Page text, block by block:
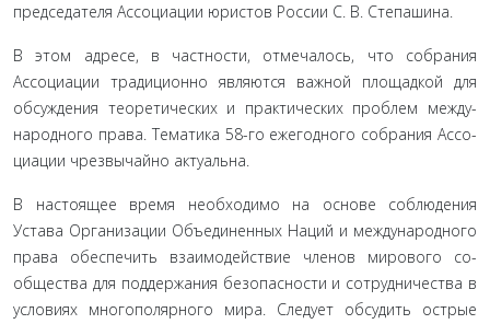
председателя Ассоциации юристов России С. В. Степашина.
В этом адресе, в частности, отмечалось, что собрания
Ассоциации традиционно являются важной площадкой для
обсуждения теоретических и практических проблем между­
народного права. Тематика 58-го ежегодного собрания Ассо­
циации чрезвычайно актуальна.
В настоящее время необходимо на основе соблюдения
Устава Организации Объединенных Наций и международ­ного
права обеспечить взаимодействие членов мирового со­
общества для поддержания безопасности и сотрудничества в
условиях многополярного мира. Следует обсудить острые